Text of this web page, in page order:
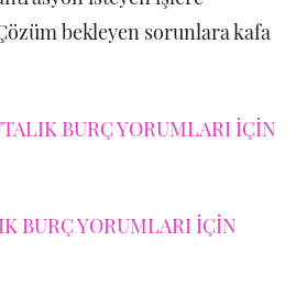
bekleyen sorunlara kafa
BURÇ YORUMLARI İÇİN
BURÇ YORUMLARI İÇİN